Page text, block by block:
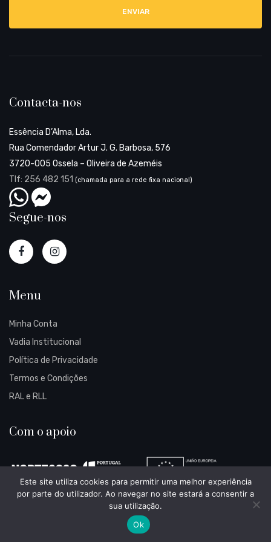
Contacta-nos
Essência D’Alma, Lda.
Rua Comendador Artur J. G. Barbosa, 576
3720-005 Ossela – Oliveira de Azeméis
Tlf: 256 482 151 (chamada para a rede fixa nacional)
Segue-nos
Menu
Minha Conta
Vadia Institucional
Política de Privacidade
Termos e Condições
RAL e RLL
Com o apoio
Este site utiliza cookies para permitir uma melhor experiência
por parte do utilizador. Ao navegar no site estará a consentir a
sua utilização.
Ok